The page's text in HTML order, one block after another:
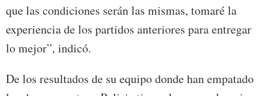
que las condiciones serán las mismas, tomaré la
experiencia de los partidos anteriores para entregar
lo mejor”, indicó.
De los resultados de su equipo donde han empatado